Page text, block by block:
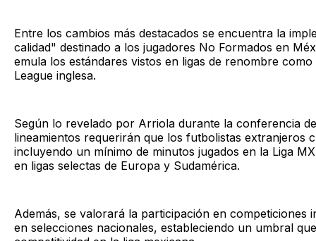
Entre los cambios más destacados se encuentra la
calidad" destinado a los jugadores No Formados en
emula los estándares vistos en ligas de renombre
League inglesa.
Según lo revelado por Arriola durante la conferencia
lineamientos requerirán que los futbolistas extranjeros
incluyendo un mínimo de minutos jugados en la Liga
en ligas selectas de Europa y Sudamérica.
Además, se valorará la participación en competiciones
en selecciones nacionales, estableciendo un umbral